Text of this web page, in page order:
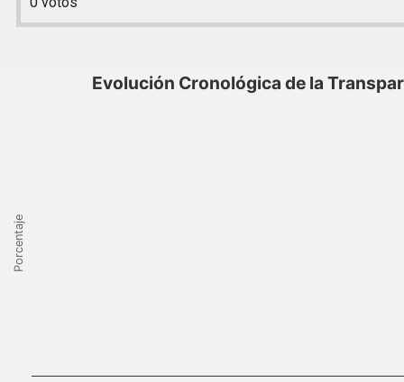
Porcentaje
Evolución Cronológica de la